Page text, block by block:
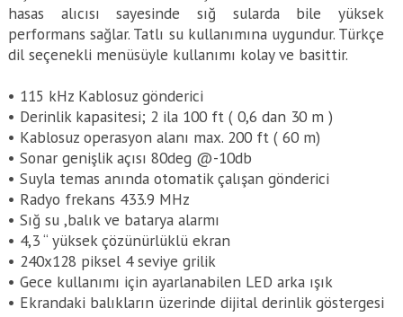
hasas alıcısı sayesinde sığ sularda bile yüksek
performans sağlar. Tatlı su kullanımına uygundur. Türkçe
dil seçenekli menüsüyle kullanımı kolay ve basittir.
• 115 kHz Kablosuz gönderici
• Derinlik kapasitesi; 2 ila 100 ft ( 0,6 dan 30 m )
• Kablosuz operasyon alanı max. 200 ft ( 60 m)
• Sonar genişlik açısı 80deg @-10db
• Suyla temas anında otomatik çalışan gönderici
• Radyo frekans 433.9 MHz
• Sığ su ,balık ve batarya alarmı
• 4,3 “ yüksek çözünürlüklü ekran
• 240x128 piksel 4 seviye grilik
• Gece kullanımı için ayarlanabilen LED arka ışık
• Ekrandaki balıkların üzerinde dijital derinlik göstergesi